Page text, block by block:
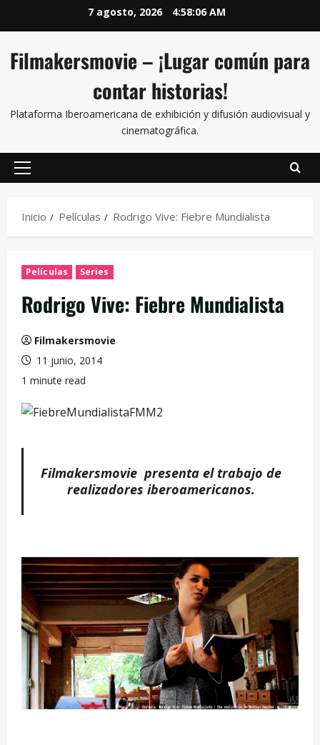
7 agosto, 2026 4:58:07 AM
Filmakersmovie – ¡Lugar común para
contar historias!
Plataforma Iberoamericana de exhibición y difusión audiovisual y
cinematográfica.
Inicio Películas Rodrigo Vive: Fiebre Mundialista
Películas Series
Rodrigo Vive: Fiebre Mundialista
Filmakersmovie
11 junio, 2014
1 minute read
Filmakersmovie presenta el trabajo de
realizadores iberoamericanos.